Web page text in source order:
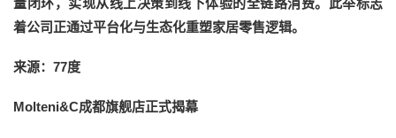
量闭环，实现从线上决策到线下体验的全链路消费。此举标志
着公司正通过平台化与生态化重塑家居零售逻辑。
来源：77度
Molteni&C成都旗舰店正式揭幕